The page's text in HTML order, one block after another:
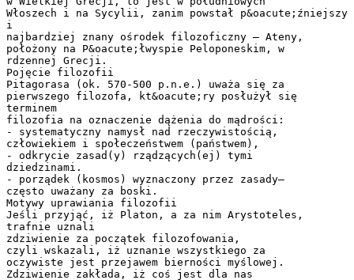
Włoszech i na Sycylii, zanim powstał p&oacute;źniejszy
i
najbardziej znany ośrodek filozoficzny – Ateny,
położony na P&oacute;łwyspie Peloponeskim, w
rdzennej Grecji.
Pojęcie filozofii
Pitagorasa (ok. 570-500 p.n.e.) uważa się za
pierwszego filozofa, kt&oacute;ry posłużył się
terminem
filozofia na oznaczenie dążenia do mądrości:
- systematyczny namysł nad rzeczywistością,
człowiekiem i społeczeństwem (państwem),
- odkrycie zasad(y) rządzących(ej) tymi
dziedzinami.
- porządek (kosmos) wyznaczony przez zasady–
często uważany za boski.
Motywy uprawiania filozofii
Jeśli przyjąć, iż Platon, a za nim Arystoteles,
trafnie uznali
zdziwienie za początek filozofowania,
czyli wskazali, iż uznanie wszystkiego za
oczywiste jest przejawem bierności myślowej.
Zdziwienie zakłada, iż coś jest dla nas